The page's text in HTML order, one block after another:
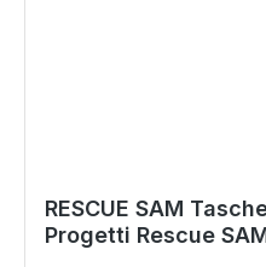
RESCUE SAM
Progetti Rescue